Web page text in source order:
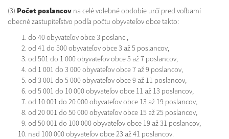
(3) Počet poslancov na celé volebné obdobie určí pred voľbami
obecné zastupiteľstvo podľa počtu obyvateľov obce takto:
do 40 obyvateľov obce 3 poslanci,
od 41 do 500 obyvateľov obce 3 až 5 poslancov,
od 501 do 1 000 obyvateľov obce 5 až 7 poslancov,
od 1 001 do 3 000 obyvateľov obce 7 až 9 poslancov,
od 3 001 do 5 000 obyvateľov obce 9 až 11 poslancov,
od 5 001 do 10 000 obyvateľov obce 11 až 13 poslancov,
od 10 001 do 20 000 obyvateľov obce 13 až 19 poslancov,
od 20 001 do 50 000 obyvateľov obce 15 až 25 poslancov,
od 50 001 do 100 000 obyvateľov obce 19 až 31 poslancov,
nad 100 000 obyvateľov obce 23 až 41 poslancov.